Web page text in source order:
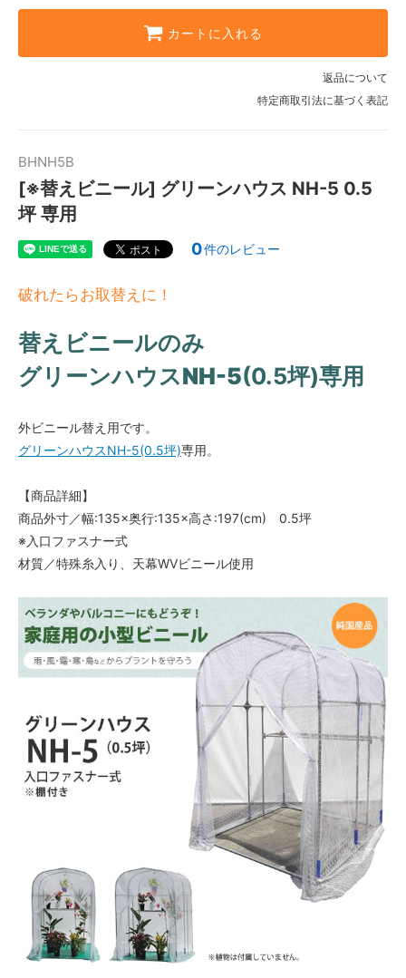
カートに入れる
返品について
特定商取引法に基づく表記
BHNH5B
[※替えビニール] グリーンハウス NH-5 0.5
坪 専用
0件のレビュー
破れたらお取替えに！
替えビニールのみ
グリーンハウスNH-5(0.5坪)専用
外ビニール替え用です。
グリーンハウスNH-5(0.5坪)専用。
【商品詳細】
商品外寸／幅:135×奥行:135×高さ:197(cm) 0.5坪
※入口ファスナー式
材質／特殊糸入り、天幕WVビニール使用